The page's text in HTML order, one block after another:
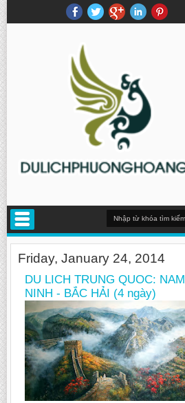
Friday, January 24, 2014
DU LICH TRUNG QUOC: NAM
NINH - BẮC HẢI (4 ngày)